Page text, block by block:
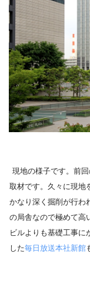
現地の様子です。前
取材です。久々に現地
かなり深く掘削が行わ
の局舎なので極めて高
ビルよりも基礎工事に
した毎日放送本社新館